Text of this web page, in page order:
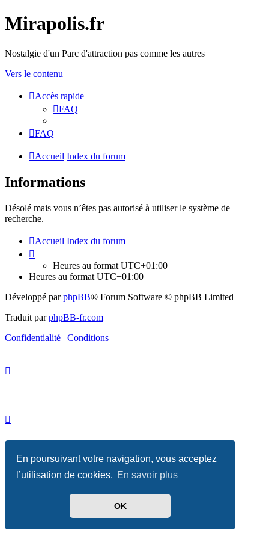
En poursuivant votre navigation, vous acceptez
l’utilisation de cookies. En savoir plus
OK
Mirapolis.fr
Nostalgie d'un Parc d'attraction pas comme les autres
Vers le contenu
Accès rapide
FAQ
FAQ
Accueil Index du forum
Informations
Désolé mais vous n’êtes pas autorisé à utiliser le système de
recherche.
Accueil Index du forum
Heures au format UTC+01:00
Heures au format UTC+01:00
Développé parphpBB® Forum Software © phpBB Limited
Traduit parphpBB-fr.com
Confidentialité | Conditions